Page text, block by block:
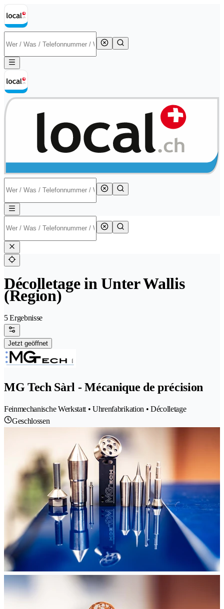
Décolletage in Unter Wallis
(Region)
5 Ergebnisse
Jetzt geöffnet
MG Tech Sàrl - Mécanique de précision
Feinmechanische Werkstatt • Uhrenfabrikation • Décolletage
Geschlossen